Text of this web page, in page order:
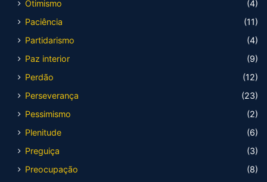
Otimismo
(4)
Paciência
(11)
Partidarismo
(4)
Paz interior
(9)
Perdão
(12)
Perseverança
(23)
Pessimismo
(2)
Plenitude
(6)
Preguiça
(3)
Preocupação
(8)